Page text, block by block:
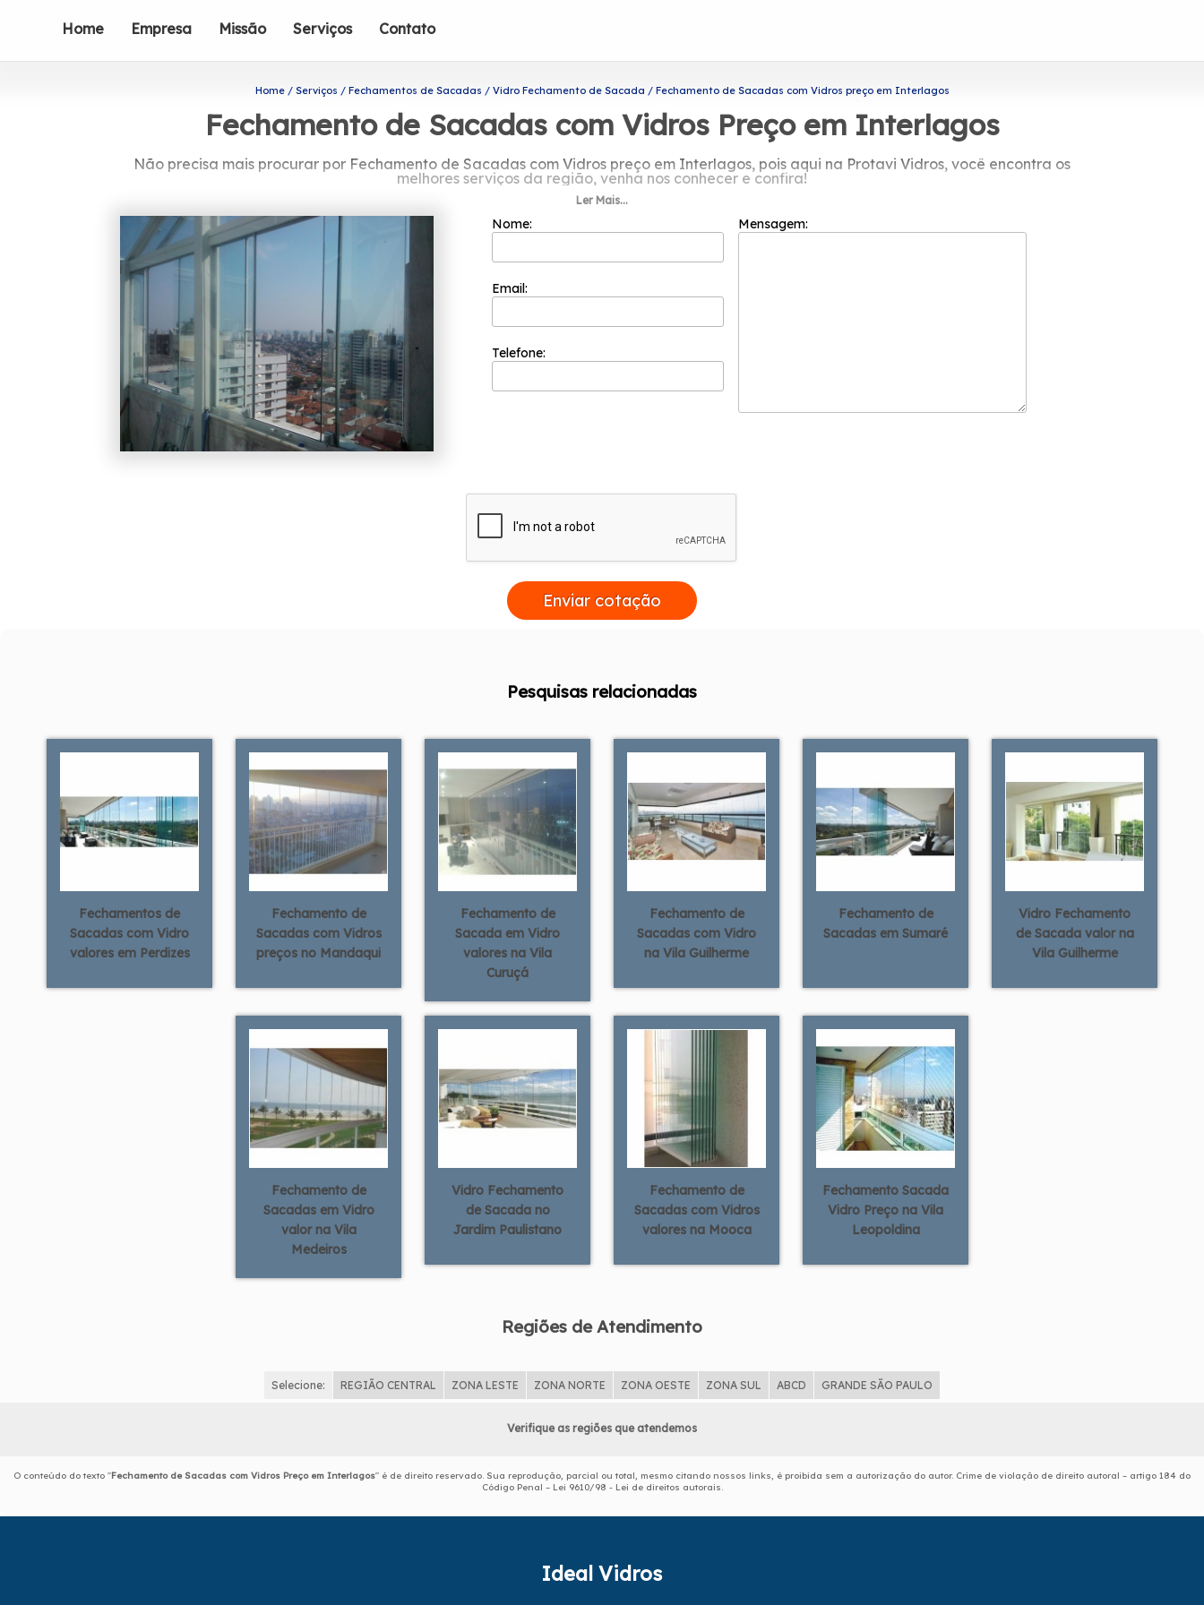
Home Empresa Missão Serviços Contato
Home Serviços Fechamentos de Sacadas Vidro Fechamento de Sacada Fechamento de Sacadas com Vidros preço em Interlagos
Fechamento de Sacadas com Vidros Preço em Interlagos
Não precisa mais procurar por Fechamento de Sacadas com Vidros preço em Interlagos, pois aqui na Protavi Vidros, você encontra os
melhores serviços da região, venha nos conhecer e confira!
Está buscando Fechamento de Sacadas com Vidros preço em Interlagos? Saiba que por meio da Protavi Vidros você pode achar
produtos e serviços como o de box para banheiros, envidraçamento de sacadas e portas de vidro, entre outras alternativas que são
disponibilizadas para a sua necessidade. Não deixe de entrar em contato para obter mais informações sobre cada opção oferecida para
Ler Mais...
Nome:
Email:
Telefone:
Mensagem:
Enviar cotação
Pesquisas relacionadas
Fechamentos de
Sacadas com Vidro
valores em Perdizes
Fechamento de
Sacadas com Vidros
preços no Mandaqui
Fechamento de
Sacada em Vidro
valores na Vila
Curuçá
Fechamento de
Sacadas com Vidro
na Vila Guilherme
Fechamento de
Sacadas em Sumaré
Vidro Fechamento
de Sacada valor na
Vila Guilherme
Fechamento de
Sacadas em Vidro
valor na Vila
Medeiros
Vidro Fechamento
de Sacada no
Jardim Paulistano
Fechamento de
Sacadas com Vidros
valores na Mooca
Fechamento Sacada
Vidro Preço na Vila
Leopoldina
Regiões de Atendimento
Selecione: REGIÃO CENTRAL ZONA LESTE ZONA NORTE ZONA OESTE ZONA SUL ABCD GRANDE SÃO PAULO
Verifique as regiões que atendemos
O conteúdo do texto "Fechamento de Sacadas com Vidros Preço em Interlagos" é de direito reservado. Sua reprodução, parcial ou total, mesmo citando nossos links, é proibida sem a autorização do autor. Crime de violação de direito autoral – artigo 184 do
Código Penal – Lei 9610/98 - Lei de direitos autorais.
Ideal Vidros